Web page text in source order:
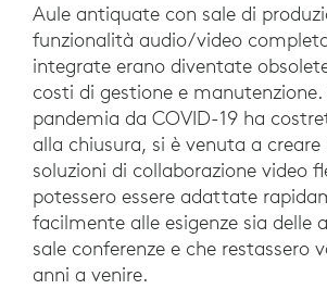
Aule antiquate con sale di
funzionalità audio/video
integrate erano diventate
costi di gestione e
pandemia da COVID-19 ha
alla chiusura, si è venuta a creare
soluzioni di collaborazione video
potessero essere adattate
facilmente alle esigenze sia delle
sale conferenze e che restassero
anni a venire.